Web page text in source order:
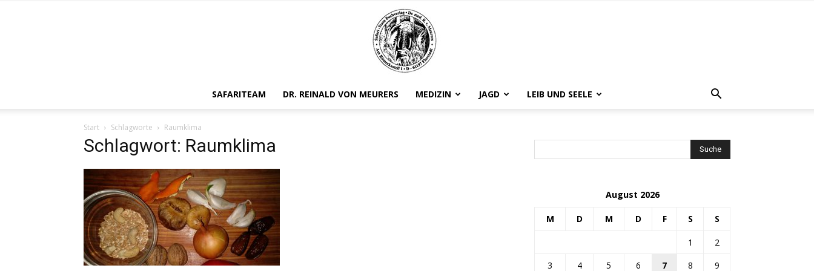
SAFARITEAM DR. REINALD VON MEURERS MEDIZIN JAGD LEIB UND SEELE
Start Schlagworte Raumklima
Schlagwort: Raumklima
August 2026
M D M D F S S
1
2
3
4 5 6 7 8 9